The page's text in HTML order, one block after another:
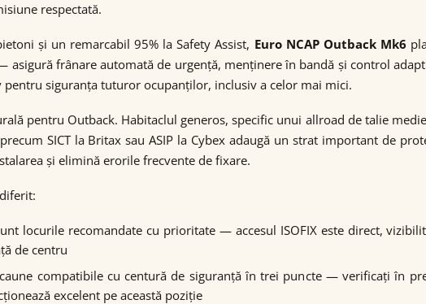
respectată.
și un remarcabil 95% la Safety Assist, Euro NCAP Outback Mk6
frânare automată de urgență, menținere în bandă și control
pentru siguranța tuturor ocupanților, inclusiv a celor mai mici.
pentru Outback. Habitaclul generos, specific unui allroad de talie
SICT la Britax sau ASIP la Cybex adaugă un strat important de
și elimină erorile frecvente de fixare.
locurile recomandate cu prioritate — accesul ISOFIX este direct,
de centru
compatibile cu centură de siguranță în trei puncte — verificați în
excelent pe această poziție